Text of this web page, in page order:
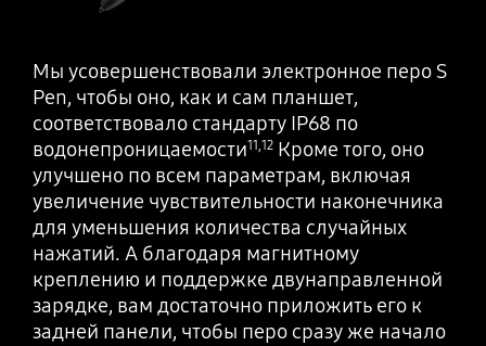
Мы усовершенствовали электронное перо S
Pen, чтобы оно, как и сам планшет,
соответствовало стандарту IP68 по
водонепроницаемости11 ,12Кроме того, оно
улучшено по всем параметрам, включая
увеличение чувствительности наконечника
для уменьшения количества случайных
нажатий. А благодаря магнитному
креплению и поддержке двунаправленной
зарядке, вам достаточно приложить его к
задней панели, чтобы перо сразу же начало